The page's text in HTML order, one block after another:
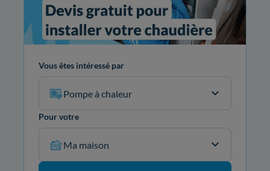
Vous êtes intéressé par
Pompe à chaleur
Pour votre
Ma maison